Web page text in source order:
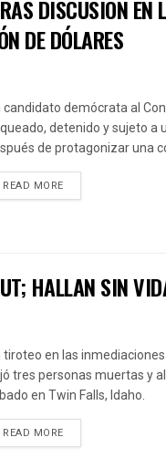
DISCUSIÓN
DE DÓLARES
candidato demócrata al
detenido y sujeto a
de protagonizar una
READ MORE
HALLAN SIN
tiroteo en las
tres personas muertas y
en Twin Falls, Idaho.
READ MORE